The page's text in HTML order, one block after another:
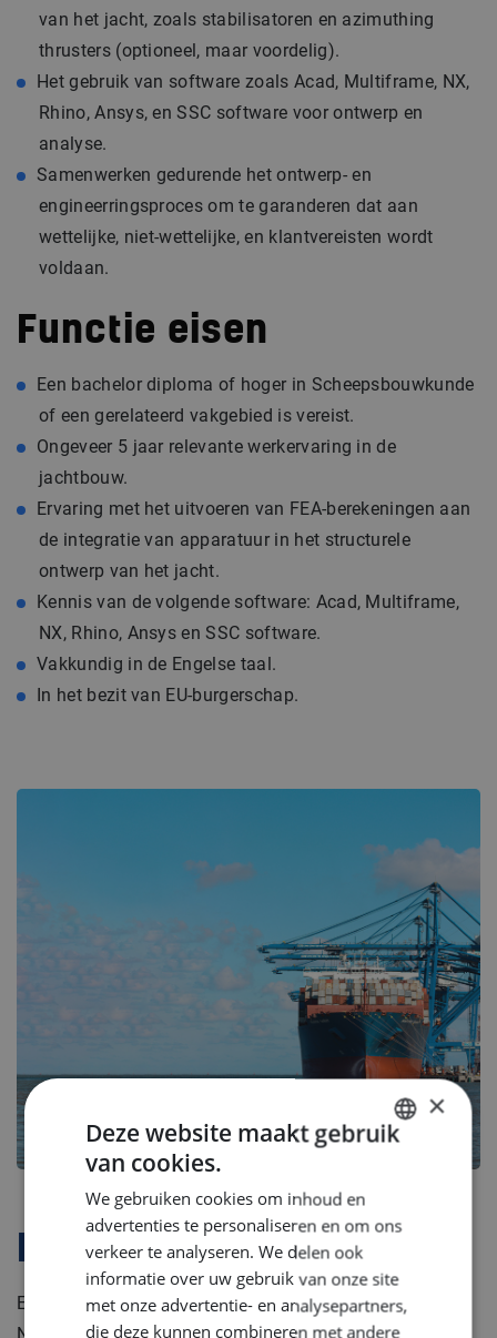
van het jacht, zoals stabilisatoren en azimuthing
thrusters (optioneel, maar voordelig).
Het gebruik van software zoals Acad, Multiframe, NX,
Rhino, Ansys, en SSC software voor ontwerp en
analyse.
Samenwerken gedurende het ontwerp- en
engineerringsproces om te garanderen dat aan
wettelijke, niet-wettelijke, en klantvereisten wordt
voldaan.
Functie eisen
Een bachelor diploma of hoger in Scheepsbouwkunde
of een gerelateerd vakgebied is vereist.
Ongeveer 5 jaar relevante werkervaring in de
jachtbouw.
Ervaring met het uitvoeren van FEA-berekeningen aan
de integratie van apparatuur in het structurele
ontwerp van het jacht.
Kennis van de volgende software: Acad, Multiframe,
NX, Rhino, Ansys en SSC software.
Vakkundig in de Engelse taal.
In het bezit van EU-burgerschap.
Bedrijfsprofiel
Een prestigieus ontwerpbureau in het centrum van
×
Deze website maakt gebruik
van cookies.
We gebruiken cookies om inhoud en
advertenties te personaliseren en om ons
verkeer te analyseren. We delen ook
informatie over uw gebruik van onze site
met onze advertentie- en analysepartners,
die deze kunnen combineren met andere